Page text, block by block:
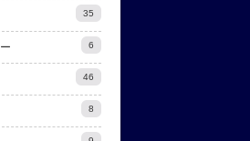
35
6
46
8